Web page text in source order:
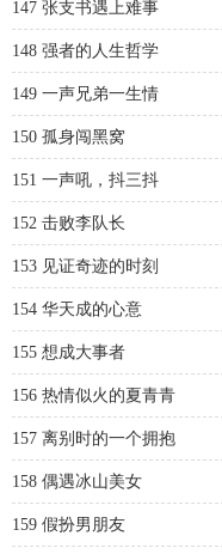
147 张支书遇上难事
148 强者的人生哲学
149 一声兄弟一生情
150 孤身闯黑窝
151 一声吼，抖三抖
152 击败李队长
153 见证奇迹的时刻
154 华天成的心意
155 想成大事者
156 热情似火的夏青青
157 离别时的一个拥抱
158 偶遇冰山美女
159 假扮男朋友